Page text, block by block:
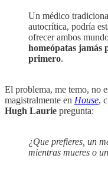
Un médico
autocrítica, podría
ofrecer ambos
homeópatas jamás
primero.
El problema, me temo, no
magistralmente en House,
Hugh Laurie pregunta:
¿Que prefieres, un
mientras mueres o